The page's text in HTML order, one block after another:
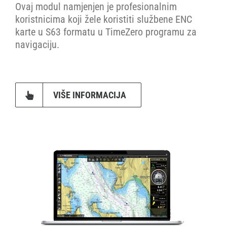
Ovaj modul namjenjen je profesionalnim
koristnicima koji žele koristiti službene ENC
karte u S63 formatu u TimeZero programu za
navigaciju.
VIŠE INFORMACIJA